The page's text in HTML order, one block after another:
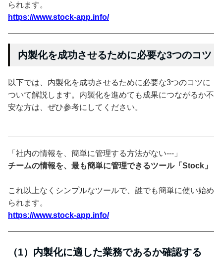
られます。
https://www.stock-app.info/
内製化を成功させるために必要な3つのコツ
以下では、内製化を成功させるために必要な3つのコツに
ついて解説します。内製化を進めても成果につながるか不
安な方は、ぜひ参考にしてください。
「社内の情報を、簡単に管理する方法がない---」
チームの情報を、最も簡単に管理できるツール「Stock」
これ以上なくシンプルなツールで、誰でも簡単に使い始め
られます。
https://www.stock-app.info/
（1）内製化に適した業務であるか確認する